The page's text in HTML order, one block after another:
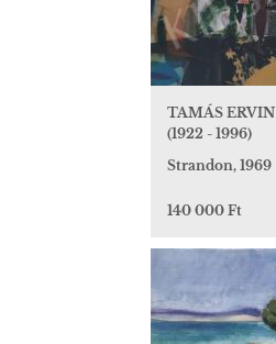
TAMÁS ERVIN
(1922 - 1996)
Strandon, 1969
140 000 Ft